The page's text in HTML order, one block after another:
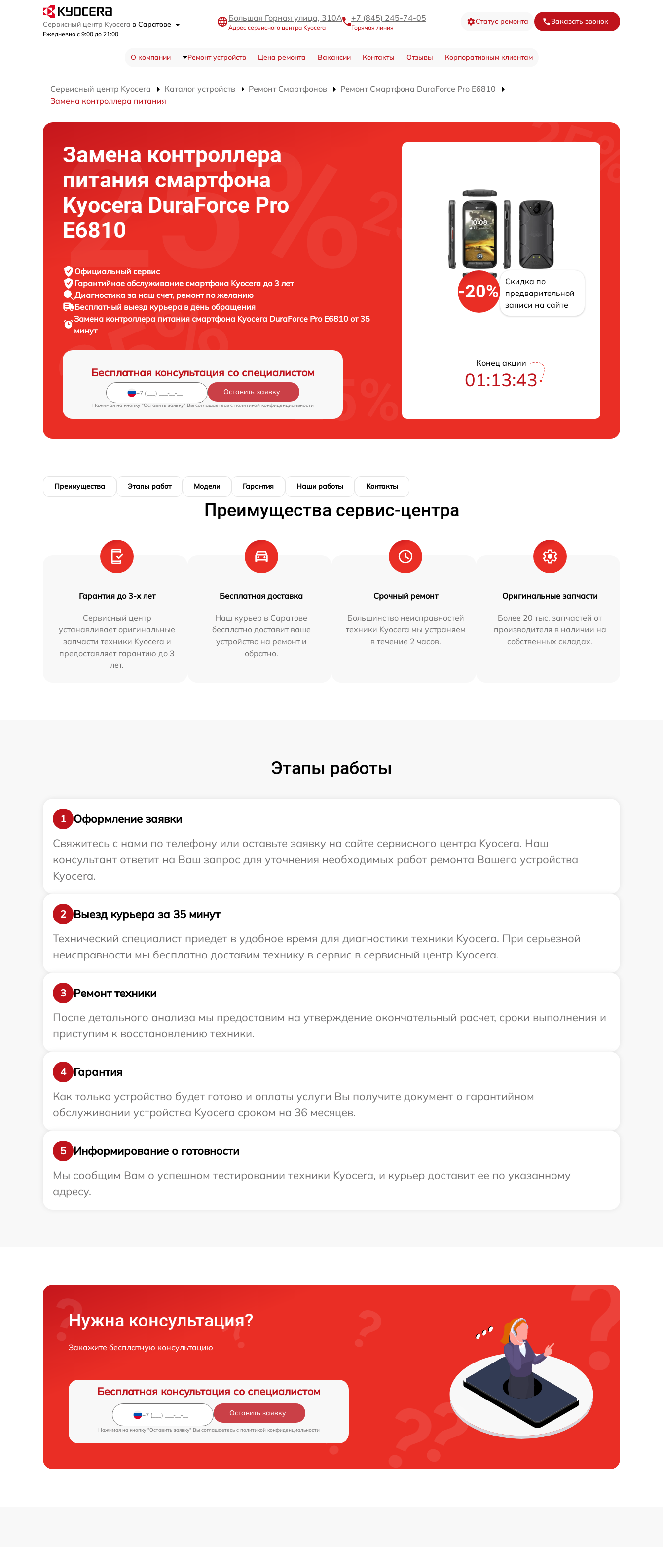
Сервисный центр Kyocera в Саратове
Ежедневно с 9:00 до 21:00
Большая Горная улица, 310А
Адрес сервисного центра Kyocera
+7 (845) 245-74-05
Горячая линия
Статус ремонта Заказать звонок
О компании Ремонт устройств Цена ремонта Вакансии Контакты Отзывы Корпоративным клиентам
Сервисный центр Kyocera Каталог устройств Ремонт Смартфонов
Ремонт Смартфона DuraForce Pro E6810
Замена контроллера питания
Замена контроллера
питания смартфона
Kyocera DuraForce Pro
E6810
Официальный сервис
Гарантийное обслуживание смартфона Kyocera до 3 лет
Диагностика за наш счет, ремонт по желанию
Бесплатный выезд курьера в день обращения
Замена контроллера питания смартфона Kyocera DuraForce Pro E6810 от 35
минут
Бесплатная консультация со специалистом
Оставить заявку
Нажимая на кнопку "Оставить заявку" Вы соглашаетесь c политикой конфиденциальности
-20%
Скидка по
предварительной
записи на сайте
Конец акции
01:13:42
Преимущества Этапы работ Модели Гарантия Наши работы Контакты
Преимущества сервис-центра
Гарантия до 3-х лет
Сервисный центр
устанавливает оригинальные
запчасти техники Kyocera и
предоставляет гарантию до 3
лет.
Бесплатная доставка
Наш курьер в Саратове
бесплатно доставит ваше
устройство на ремонт и
обратно.
Срочный ремонт
Большинство неисправностей
техники Kyocera мы устраняем
в течение 2 часов.
Оригинальные запчасти
Более 20 тыс. запчастей от
производителя в наличии на
собственных складах.
Этапы работы
1
Оформление заявки
Свяжитесь с нами по телефону или оставьте заявку на сайте сервисного центра Kyocera. Наш
консультант ответит на Ваш запрос для уточнения необходимых работ ремонта Вашего устройства
Kyocera.
2
Выезд курьера за 35 минут
Технический специалист приедет в удобное время для диагностики техники Kyocera. При серьезной
неисправности мы бесплатно доставим технику в сервис в сервисный центр Kyocera.
3
Ремонт техники
После детального анализа мы предоставим на утверждение окончательный расчет, сроки выполнения и
приступим к восстановлению техники.
4
Гарантия
Как только устройство будет готово и оплаты услуги Вы получите документ о гарантийном
обслуживании устройства Kyocera сроком на 36 месяцев.
5
Информирование о готовности
Мы сообщим Вам о успешном тестировании техники Kyocera, и курьер доставит ее по указанному
адресу.
Нужна консультация?
Закажите бесплатную консультацию
Бесплатная консультация со специалистом
Оставить заявку
Нажимая на кнопку "Оставить заявку" Вы соглашаетесь c политикой конфиденциальности